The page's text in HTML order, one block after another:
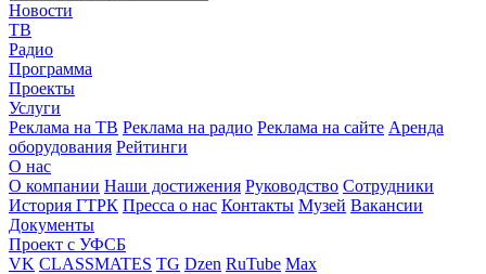
Новости
ТВ
Радио
Программа
Проекты
Услуги
Реклама на ТВ Реклама на радио Реклама на сайте Аренда
оборудования Рейтинги
О нас
О компании Наши достижения Руководство Сотрудники
История ГТРК Пресса о нас Контакты Музей Вакансии
Документы
Проект с УФСБ
VK CLASSMATES TG Dzen RuTube Max